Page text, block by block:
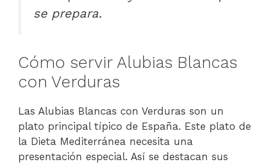
se prepara.
Cómo servir Alubias Blancas
con Verduras
Las Alubias Blancas con Verduras son un
plato principal típico de España. Este plato de
la Dieta Mediterránea necesita una
presentación especial. Así se destacan sus